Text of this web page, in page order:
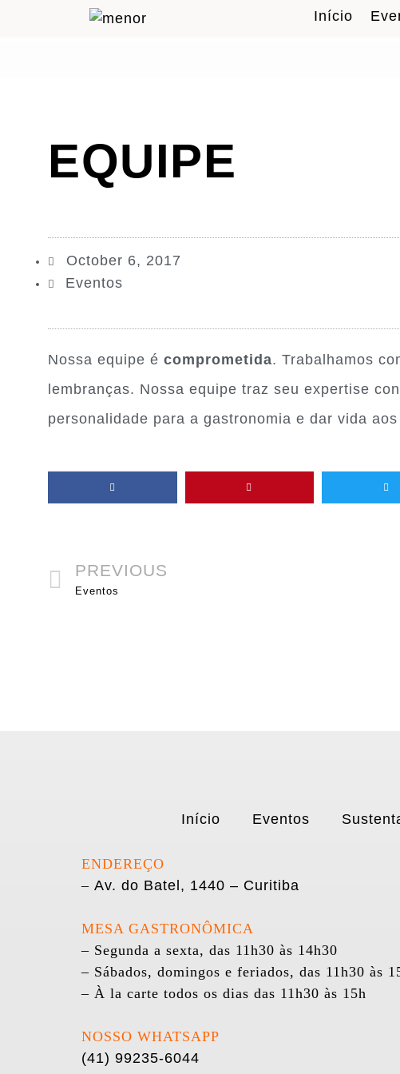
Início
EQUIPE
October 6, 2017
Eventos
Nossa equipe é comprometida. Trabalhamos
lembranças. Nossa equipe traz seu expertise
personalidade para a gastronomia e dar vida
PREVIOUS
Eventos
Início Eventos
ENDEREÇO
– Av. do Batel, 1440 – Curitiba
MESA GASTRONÔMICA
– Segunda a sexta, das 11h30 às 14h30
– Sábados, domingos e feriados, das 11h30 às
– À la carte todos os dias das 11h30 às 15h
NOSSO WHATSAPP
(41) 99235-6044